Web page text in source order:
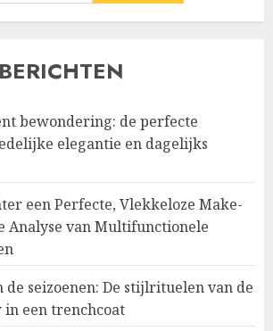
bewondering: de perfecte
elegantie en dagelijks
een Perfecte, Vlekkeloze Make-
Analyse van Multifunctionele
de seizoenen: De stijlrituelen van de
een trenchcoat